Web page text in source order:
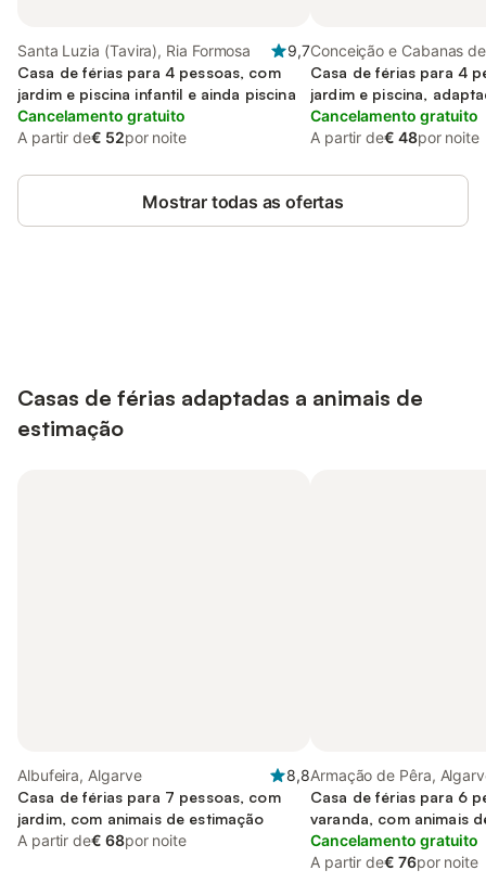
Santa Luzia (Tavira), Ria Formosa
9,7
Casa de férias para 4 pessoas, com
jardim e piscina infantil e ainda piscina
Cancelamento gratuito
A partir de€ 52por noite
Conceição e Cabanas
Ria Formosa
Casa de férias para 4
jardim e piscina,
Cancelamento gratuito
A partir de€ 48por noite
Mostrar todas as ofertas
Casas de férias adaptadas a animais de
estimação
Albufeira, Algarve
8,8
Casa de férias para 7 pessoas, com
jardim, com animais de estimação
A partir de€ 68por noite
Armação de Pêra,
Casa de férias para 6
varanda, com animais
Cancelamento gratuito
A partir de€ 76por noite